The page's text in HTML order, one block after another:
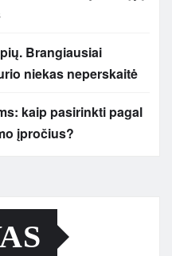
Brangiausiai
niekas neperskaitė
kaip pasirinkti pagal
įpročius?